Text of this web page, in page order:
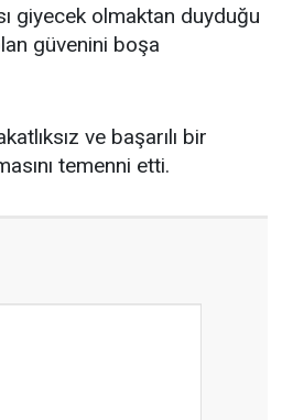
giyecek olmaktan duyduğu
güvenini boşa
ve başarılı bir
temenni etti.